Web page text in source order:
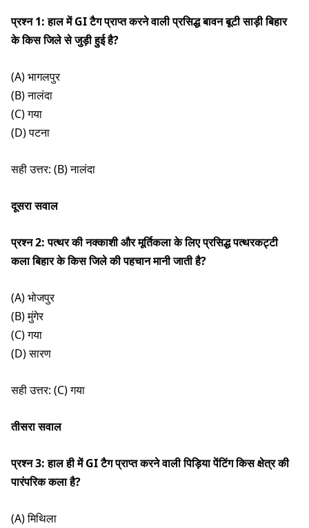
प्रश्न 1: हाल में GI टैग प्राप्त करने वाली प्रसिद्ध बावन बूटी साड़ी बिहार
के किस जिले से जुड़ी हुई है?
(A) भागलपुर
(B) नालंदा
(C) गया
(D) पटना
सही उत्तर: (B) नालंदा
दूसरा सवाल
प्रश्न 2: पत्थर की नक्काशी और मूर्तिकला के लिए प्रसिद्ध पत्थरकट्टी
कला बिहार के किस जिले की पहचान मानी जाती है?
(A) भोजपुर
(B) मुंगेर
(C) गया
(D) सारण
सही उत्तर: (C) गया
तीसरा सवाल
प्रश्न 3: हाल ही में GI टैग प्राप्त करने वाली पिड़िया पेंटिंग किस क्षेत्र की
पारंपरिक कला है?
(A) मिथिला